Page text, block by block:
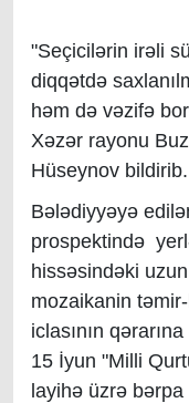
"Seçicilərin irəli
diqqətdə
həm də vəzifə
Xəzər rayonu
Hüseynov bildirib.
Bələdiyyəyə
prospektində
hissəsindəki
mozaikanin
iclasının
15 İyun "Milli
layihə üzrə bərpa